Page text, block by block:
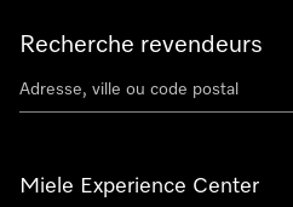
Recherche revendeurs
Miele Experience Center